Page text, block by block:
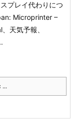
プレイ代わりにつ
Microprinter –
天気予報、
...